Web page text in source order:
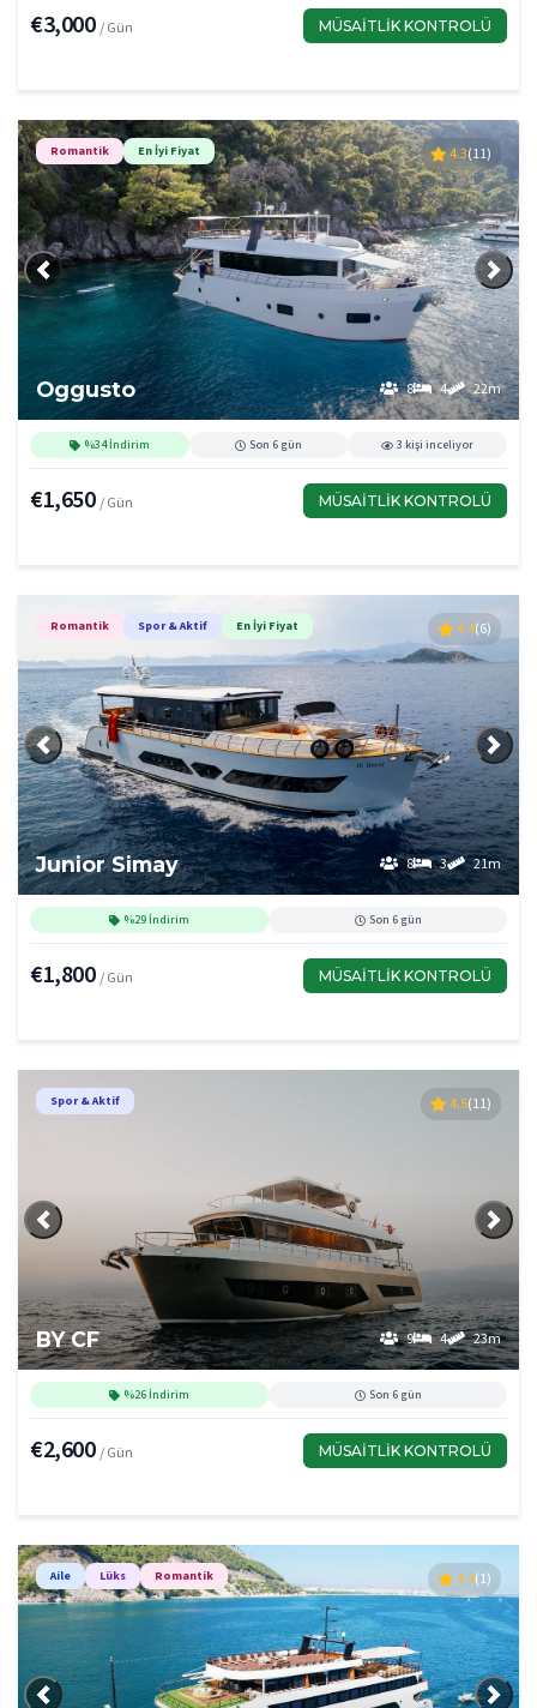
€3,000 / Gün MÜSAITLIK KONTROLÜ
Önceki
Romantik En İyi Fiyat
Oggusto 8 4 22m
4.3(11)
%34 İndirim Son 6 gün 3 kişi inceliyor
€1,650 / Gün MÜSAITLIK KONTROLÜ
Önceki
Romantik Spor & Aktif En İyi Fiyat
Junior Simay 8 3 21m
4.4(6)
%29 İndirim Son 6 gün
€1,800 / Gün MÜSAITLIK KONTROLÜ
Önceki
Spor & Aktif
BY CF 9 4 23m
4.5(11)
%26 İndirim Son 6 gün
€2,600 / Gün MÜSAITLIK KONTROLÜ
Aile Lüks Romantik 4.4(1)